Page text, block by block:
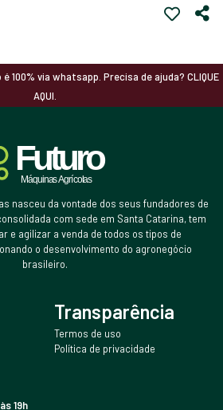
100% via whatsapp. Precisa de ajuda? CLIQUE
AQUI.
com sede em Santa Catarina, tem
e agilizar a venda de todos os tipos de
o desenvolvimento do agronegócio
brasileiro.
Transparência
Termos de uso
Política de privacidade
19h